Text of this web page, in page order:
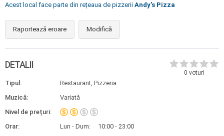
Acest local face parte din rețeaua de pizzerii Andy's Pizza
Raportează eroare Modifică
0 voturi
DETALII
Tipul:
Restaurant, Pizzeria
Muzică:
Variată
Nivel de prețuri:
Orar:
Lun - Dum: 10:00 - 23:00